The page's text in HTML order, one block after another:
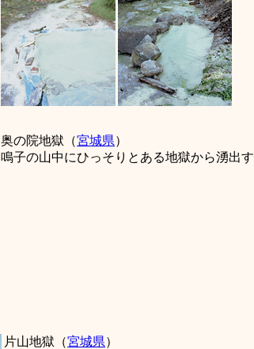
奥の院地獄（宮城県）
鳴子の山中にひっそりとある地獄から湧出
片山地獄（宮城県）